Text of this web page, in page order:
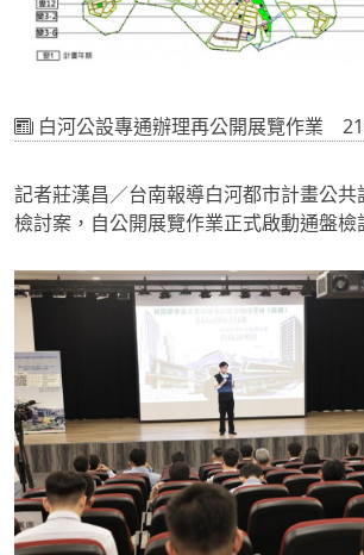
白河公設專通辦理再公開展覽作業
記者莊漢昌／台南報導白河都市計畫公
檢討案，自公開展覽作業正式啟動通盤檢
理公開展覽30天。都發局代理局長林榮川
財政與徵收限制，導致許多私有土地被劃
地後，長年無法徵收，地主也無法利用或
無法取得、民眾不能使用」的困境。為促
市長黃偉哲指示將早期被政府劃設為公共
需使用且未徵收的土地，儘速還地於民。